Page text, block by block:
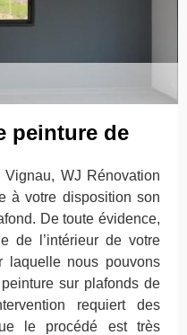
peinture de
WJ Rénovation
à votre disposition son
De toute évidence,
de l’intérieur de votre
laquelle nous pouvons
sur plafonds de
requiert des
le procédé est très